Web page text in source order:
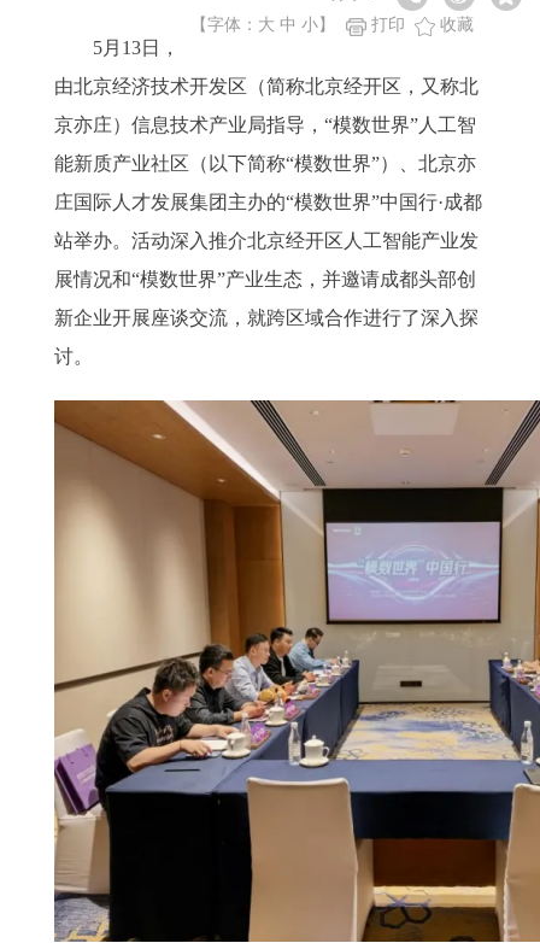
【字体： 大 中 小 】 打印 收藏
5月13日，
由北京经济技术开发区（简称北京经开区，又称北
京亦庄）信息技术产业局指导，“模数世界”人工智
能新质产业社区（以下简称“模数世界”）、北京亦
庄国际人才发展集团主办的“模数世界”中国行·成都
站举办。活动深入推介北京经开区人工智能产业发
展情况和“模数世界”产业生态，并邀请成都头部创
新企业开展座谈交流，就跨区域合作进行了深入探
讨。